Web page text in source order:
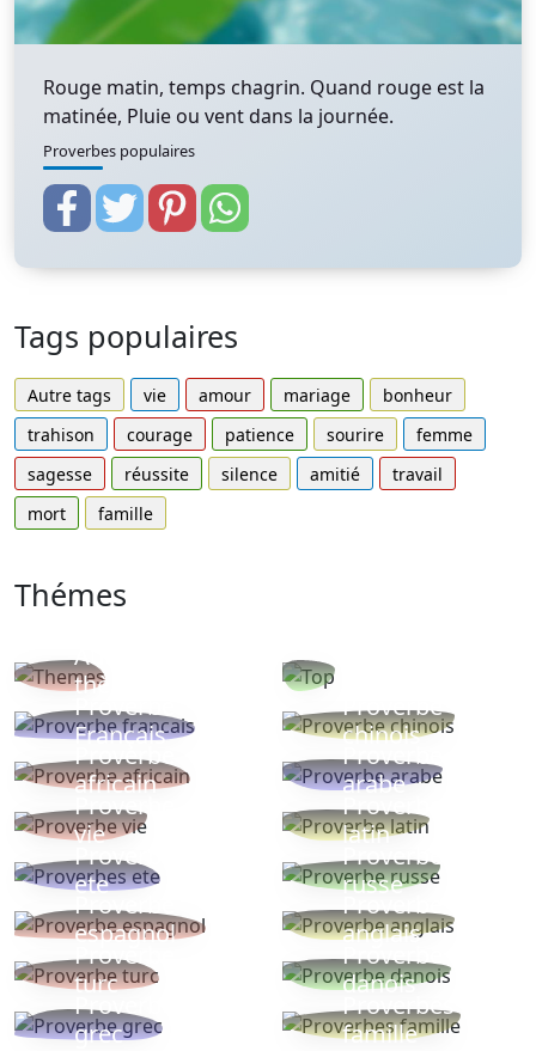
Rouge matin, temps chagrin. Quand rouge est la
matinée, Pluie ou vent dans la journée.
Proverbes populaires
Tags populaires
Autre tags vie amour mariage
bonheur
trahison
courage patience sourire
femme
sagesse
réussite silence amitié
travail
mort
famille
Thémes
Autres
thèmes
Proverbe
Français
Proverbe
chinois
Proverbe
africain
Proverbe
arabe
Proverbe
vie
Proverbe
latin
Proverbes
ete
Proverbe
russe
Proverbe
espagnol
Proverbe
anglais
Proverbe
turc
Proverbe
danois
Proverbe
grec
Proverbes
famille